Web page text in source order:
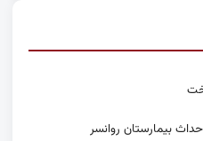
بیمارستان روانسر